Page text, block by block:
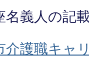
名義人の記
介護職キャ